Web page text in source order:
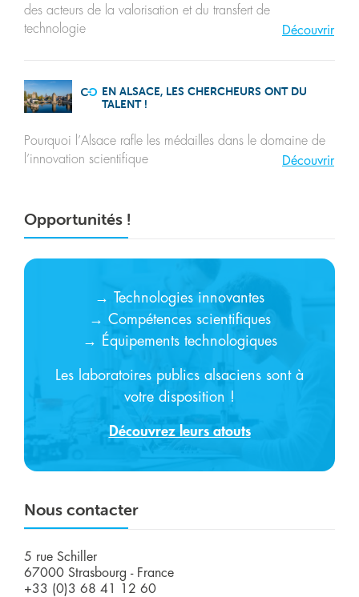
des acteurs de la valorisation et du transfert de
technologie
Découvrir
EN ALSACE, LES CHERCHEURS ONT DU
TALENT !
Pourquoi l’Alsace rafle les médailles dans le domaine de
l’innovation scientifique
Découvrir
Opportunités !
→ Technologies innovantes
→ Compétences scientifiques
→ Équipements technologiques
Les laboratoires publics alsaciens sont à
votre disposition !
Découvrez leurs atouts
Nous contacter
5 rue Schiller
67000 Strasbourg - France
+33 (0)3 68 41 12 60